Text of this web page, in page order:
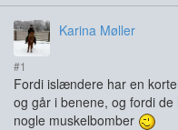
Karina Møller
#1
Fordi islændere har en
og går i benene, og fordi
nogle muskelbomber